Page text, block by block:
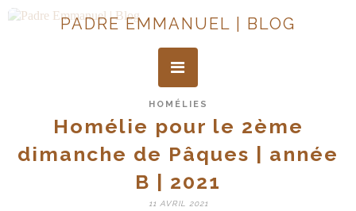
PADRE EMMANUEL | BLOG
HOMÉLIES
Homélie pour le 2ème
dimanche de Pâques | année
B | 2021
11 AVRIL 2021